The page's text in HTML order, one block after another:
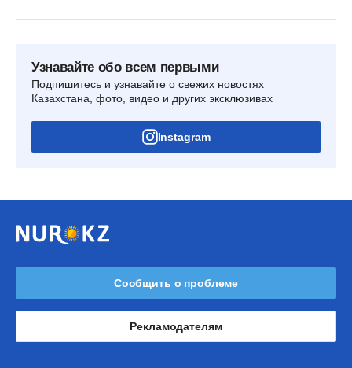
Узнавайте обо всем первыми
Подпишитесь и узнавайте о свежих новостях
Казахстана, фото, видео и других эксклюзивах
Instagram
Сообщить о проблеме
Рекламодателям